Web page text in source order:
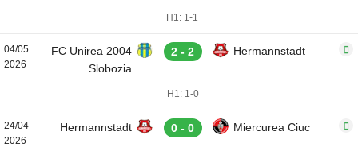
H1: 1-1
04/05
2026
FC Unirea 2004
Slobozia
2 - 2 Hermannstadt
H1: 1-0
24/04
2026
Hermannstadt 0 - 0 Miercurea Ciuc